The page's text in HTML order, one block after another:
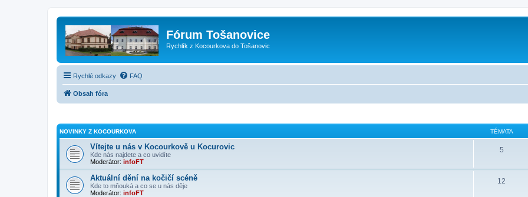
Fórum Tošanovice
Rychlík z Kocourkova do Tošanovic
Rychlé odkazy FAQ
Obsah fóra
NOVINKY Z KOCOURKOVA TÉMATA
Vítejte u nás v Kocourkově u Kocurovic
Kde nás najdete a co uvidíte
Moderátor: infoFT
5
Aktuální dění na kočičí scéně
Kde to mňouká a co se u nás děje
Moderátor: infoFT
12